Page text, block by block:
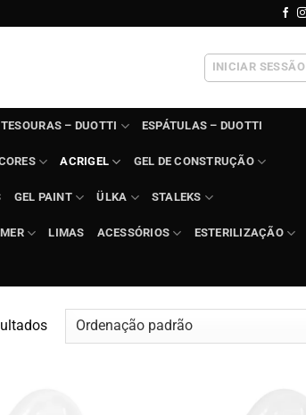
INICIAR SESSÃO
TESOURAS – DUOTTI ESPÁTULAS – DUOTTI
ACRIGEL GEL DE CONSTRUÇÃO
GEL PAINT ÜLKA STALEKS
LIMAS ACESSÓRIOS ESTERILIZAÇÃO